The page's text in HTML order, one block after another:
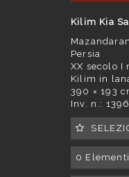
Kilim Kia
Mazandaran
Persia
XX secolo I
Kilim in
390 × 193
Inv. n.:
0